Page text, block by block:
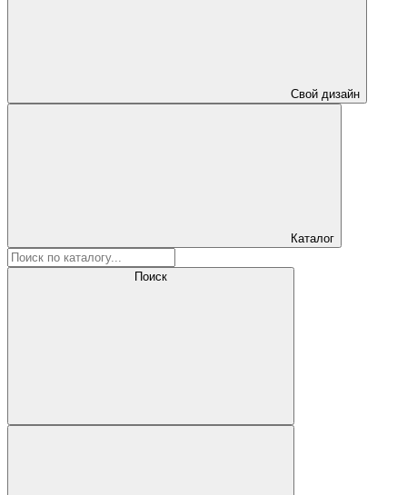
Свой дизайн
Каталог
Поиск